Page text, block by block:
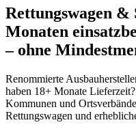
Rettungswagen &
Monaten
– ohne
Renommierte
haben 18+ Monate
Kommunen und
Rettungswagen und